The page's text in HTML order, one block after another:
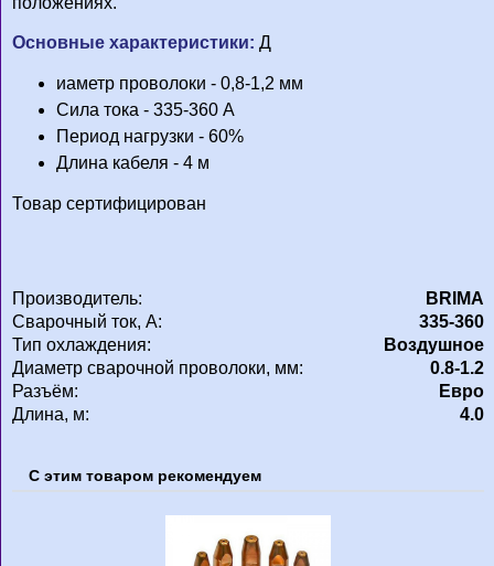
Основные характеристики: Д
иаметр проволоки - 0,8-1,2 мм
Сила тока - 335-360 А
Период нагрузки - 60%
Длина кабеля - 4 м
Товар сертифицирован
Производитель:
BRIMA
Сварочный ток, А:
335-360
Тип охлаждения:
Воздушное
Диаметр сварочной проволоки, мм:
0.8-1.2
Разъём:
Евро
Длина, м:
4.0
С этим товаром рекомендуем